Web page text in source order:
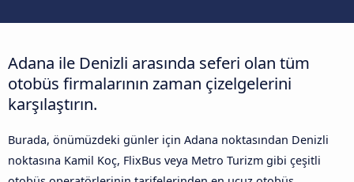
Adana ile Denizli arasında seferi olan tüm
otobüs firmalarının zaman çizelgelerini
karşılaştırın.
Burada, önümüzdeki günler için Adana noktasından Denizli
noktasına Kamil Koç, FlixBus veya Metro Turizm gibi çeşitli